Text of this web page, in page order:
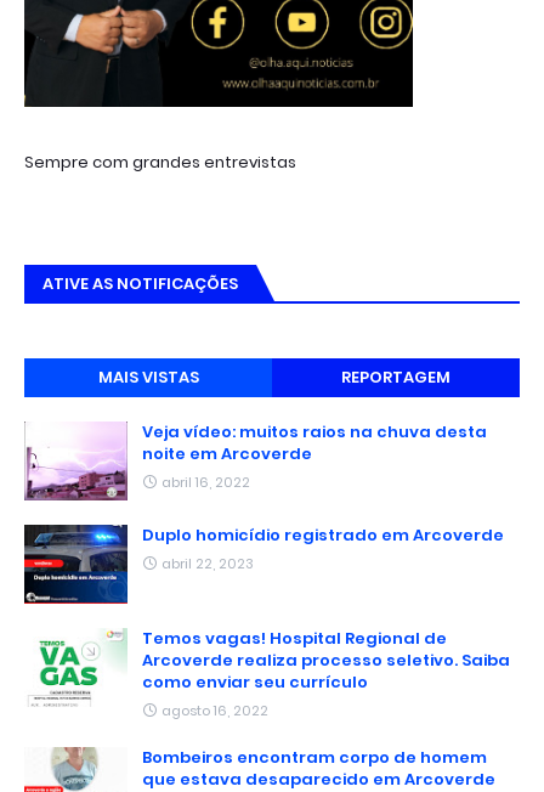
Sempre com grandes entrevistas
ATIVE AS NOTIFICAÇÕES
MAIS VISTAS REPORTAGEM
Veja vídeo: muitos raios na chuva desta
noite em Arcoverde
abril 16, 2022
Duplo homicídio registrado em Arcoverde
abril 22, 2023
Temos vagas! Hospital Regional de
Arcoverde realiza processo seletivo. Saiba
como enviar seu currículo
agosto 16, 2022
Bombeiros encontram corpo de homem
que estava desaparecido em Arcoverde